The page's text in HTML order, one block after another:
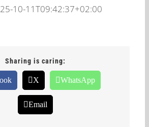
10-11T09:42:37+02:00
Sharing is caring:
X WhatsApp
Email